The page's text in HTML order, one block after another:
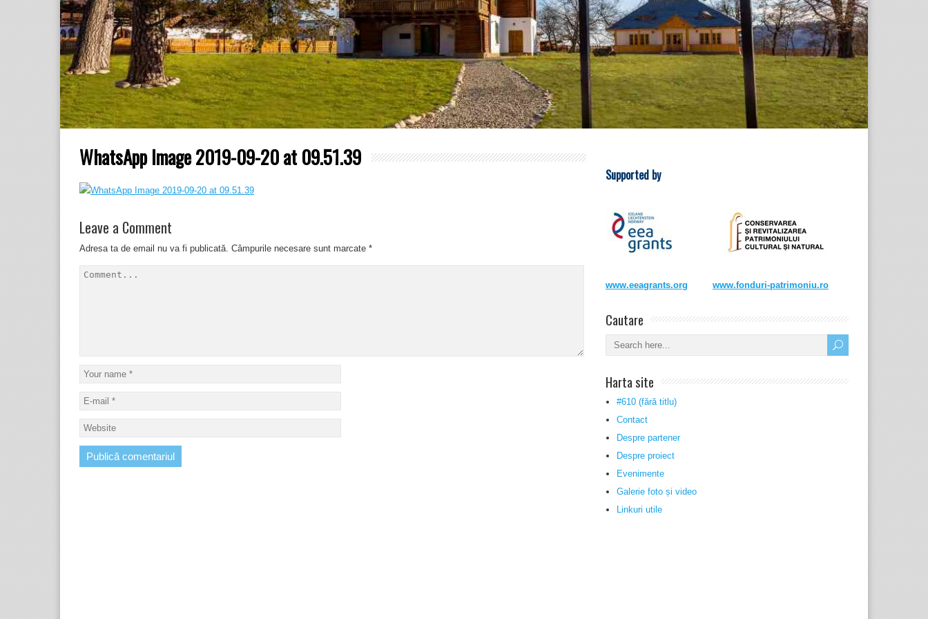
WhatsApp Image 2019-09-20 at 09.51.39
Leave a Comment
Adresa ta de email nu va fi publicată. Câmpurile necesare sunt marcate *
Supported by
www.eeagrants.org www.fonduri-patrimoniu.ro
Cautare
Harta site
#610 (fără titlu)
Contact
Despre partener
Despre proiect
Evenimente
Galerie foto și video
Linkuri utile